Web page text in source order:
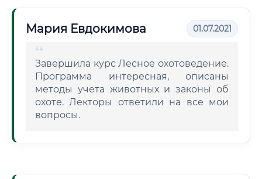
Мария Евдокимова 01.07.2021
Завершила курс Лесное охотоведение.
Программа интересная, описаны
методы учета животных и законы об
охоте. Лекторы ответили на все мои
вопросы.